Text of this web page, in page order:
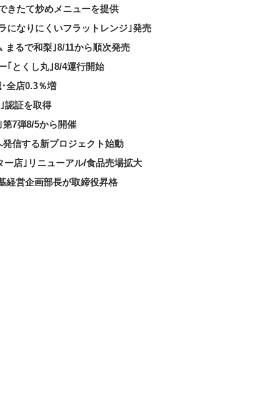
きたて炒めメニューを提供
になりにくいフラットレンジ｣発売
まるで和梨｣8/11から順次発売
｢とくし丸｣8/4運行開始
全店0.3％増
認証を取得
7弾8/5から開催
信する新プロジェクト始動
店｣リニューアル/食品売場拡大
経営企画部長が取締役昇格